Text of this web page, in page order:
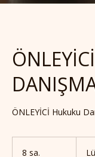
ÖNLEYİCİ Hukuku
8 sa.